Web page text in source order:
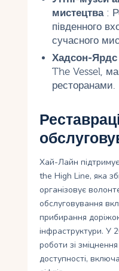
мистецтва:
південного
сучасного
Хадсон-Ярдс
The Vessel,
ресторанами.
Хай-Лайн
the High Line, яка
організовує
обслуговування
прибирання
інфраструктури. У
роботи зі
доступності,